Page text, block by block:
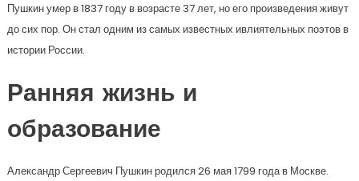
Пушкин умер в 1837 году в возрасте 37 лет, но его произведения живут
до сих пор. Он стал одним из самых известных ивлиятельных поэтов в
истории России.
Ранняя жизнь и
образование
Александр Сергеевич Пушкин родился 26 мая 1799 года в Москве.